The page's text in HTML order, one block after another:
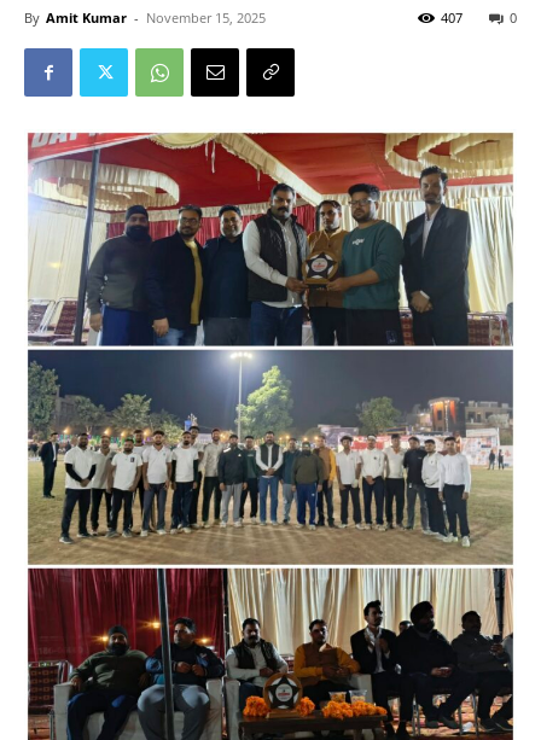
By Amit Kumar - November 15, 2025 0
407